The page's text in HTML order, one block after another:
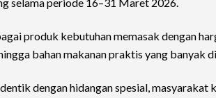
produk kebutuhan memasak dengan
bahan makanan praktis yang banyak
dengan hidangan spesial, masyarakat